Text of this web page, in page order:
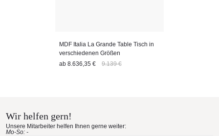
MDF Italia La Grande Table Tisch in
verschiedenen Größen
ab 8.636,35 € 9.139 €
Wir helfen gern!
Unsere Mitarbeiter helfen Ihnen gerne weiter:
Mo-So: -